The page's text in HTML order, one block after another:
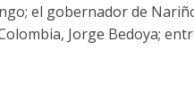
el gobernador de
Jorge Bedoya;